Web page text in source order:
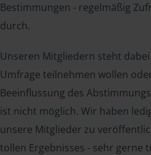
Bestimmungen - regelmäßig
durch.
Unseren Mitgliedern steht
Umfrage teilnehmen wollen
Beeinflussung des
ist nicht möglich. Wir haben
unsere Mitglieder zu
tollen Ergebnisses - sehr gerne